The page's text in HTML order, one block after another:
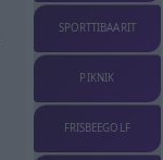
SPORTTIBAARIT
PIKNIK
FRISBEEGOLF